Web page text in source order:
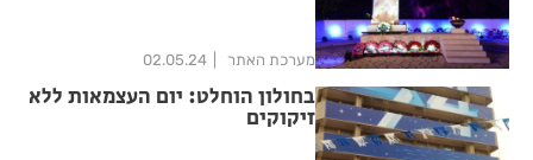
מערכת האתר 02.05.24
בחולון הוחלט: יום העצמאות ללא
זיקוקים